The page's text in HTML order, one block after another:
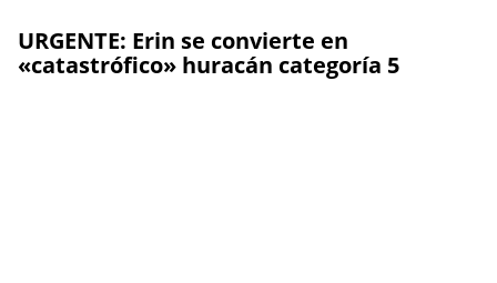
URGENTE: Erin se convierte en
«catastrófico» huracán categoría 5